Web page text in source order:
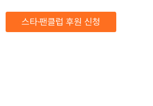
스타·팬클럽 후원 신청